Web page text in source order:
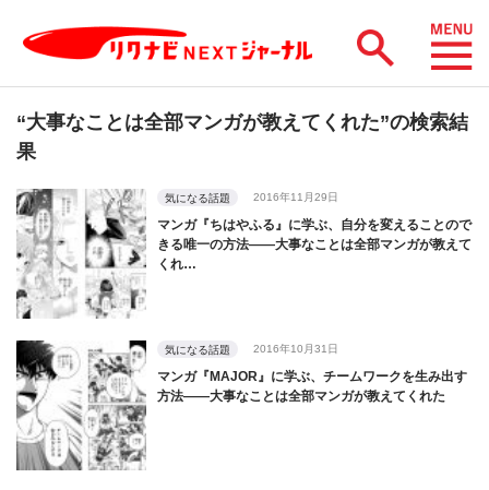
“大事なことは全部マンガが教えてくれた”の検索結
果
気になる話題 2016年11月29日
マンガ『ちはやふる』に学ぶ、自分を変えることので
きる唯一の方法――大事なことは全部マンガが教えて
くれ…
気になる話題 2016年10月31日
マンガ『MAJOR』に学ぶ、チームワークを生み出す
方法――大事なことは全部マンガが教えてくれた